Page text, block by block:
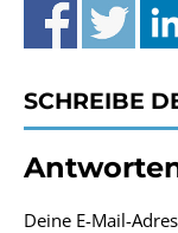
SCHREIBE
Deine E-Mail-